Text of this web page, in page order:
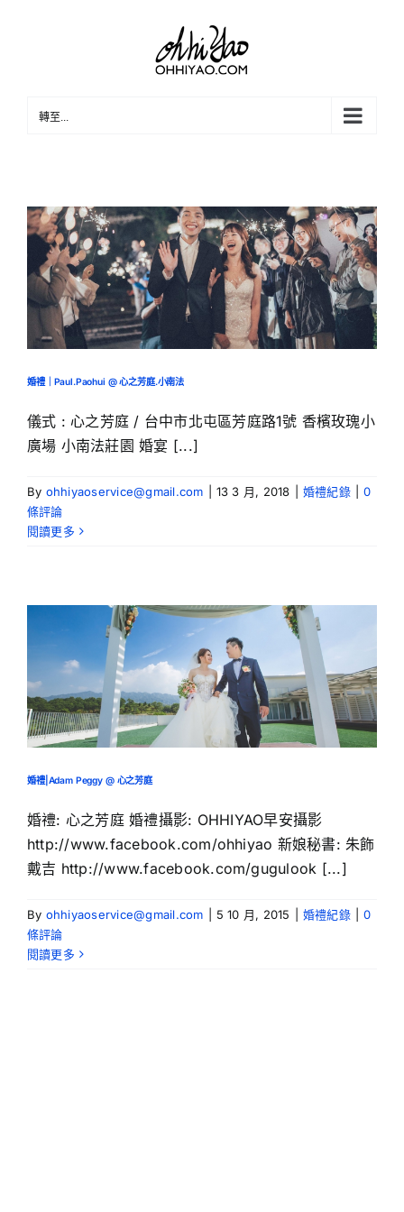
轉至...
婚禮｜Paul.Paohui @ 心之芳庭.小南法
儀式 : 心之芳庭 / 台中市北屯區芳庭路1號 香檳玫瑰小
廣場 小南法莊園 婚宴 [...]
By ohhiyaoservice@gmail.com 13 3 月, 2018 婚禮紀錄
0
條評論
閱讀更多
婚禮|Adam Peggy @ 心之芳庭
婚禮: 心之芳庭 婚禮攝影: OHHIYAO早安攝影
http://www.facebook.com/ohhiyao 新娘秘書: 朱飾
戴吉 http://www.facebook.com/gugulook [...]
By ohhiyaoservice@gmail.com 5 10 月, 2015 婚禮紀錄
0
條評論
閱讀更多